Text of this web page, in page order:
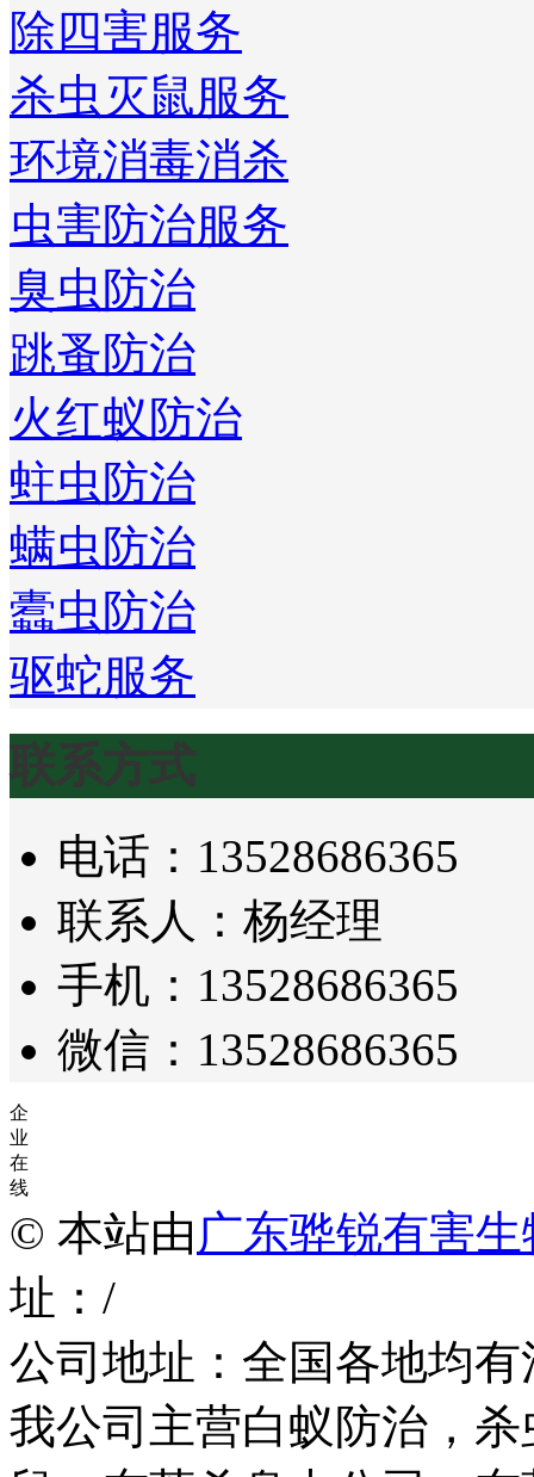
除四害服务
杀虫灭鼠服务
环境消毒消杀
虫害防治服务
臭虫防治
跳蚤防治
火红蚁防治
蛀虫防治
螨虫防治
蠹虫防治
驱蛇服务
联系方式
电话：13528686365
联系人：杨经理
手机：13528686365
微信：13528686365
企
业
在
线
© 本站由 广东骅锐有害
址：/
公司地址：全国各地均
我公司主营白蚁防治，